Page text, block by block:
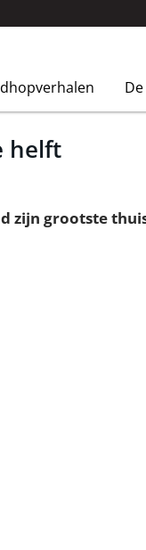
helft
zijn grootste